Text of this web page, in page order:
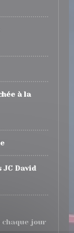
à la
JC David
jour